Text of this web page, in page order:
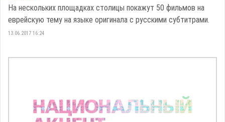
На нескольких площадках столицы покажут 50 фильмов на
еврейскую тему на языке оригинала с русскими субтитрами.
13.06.2017 16:24